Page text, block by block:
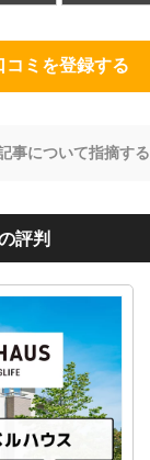
コミを登録する
事について指摘する
評判